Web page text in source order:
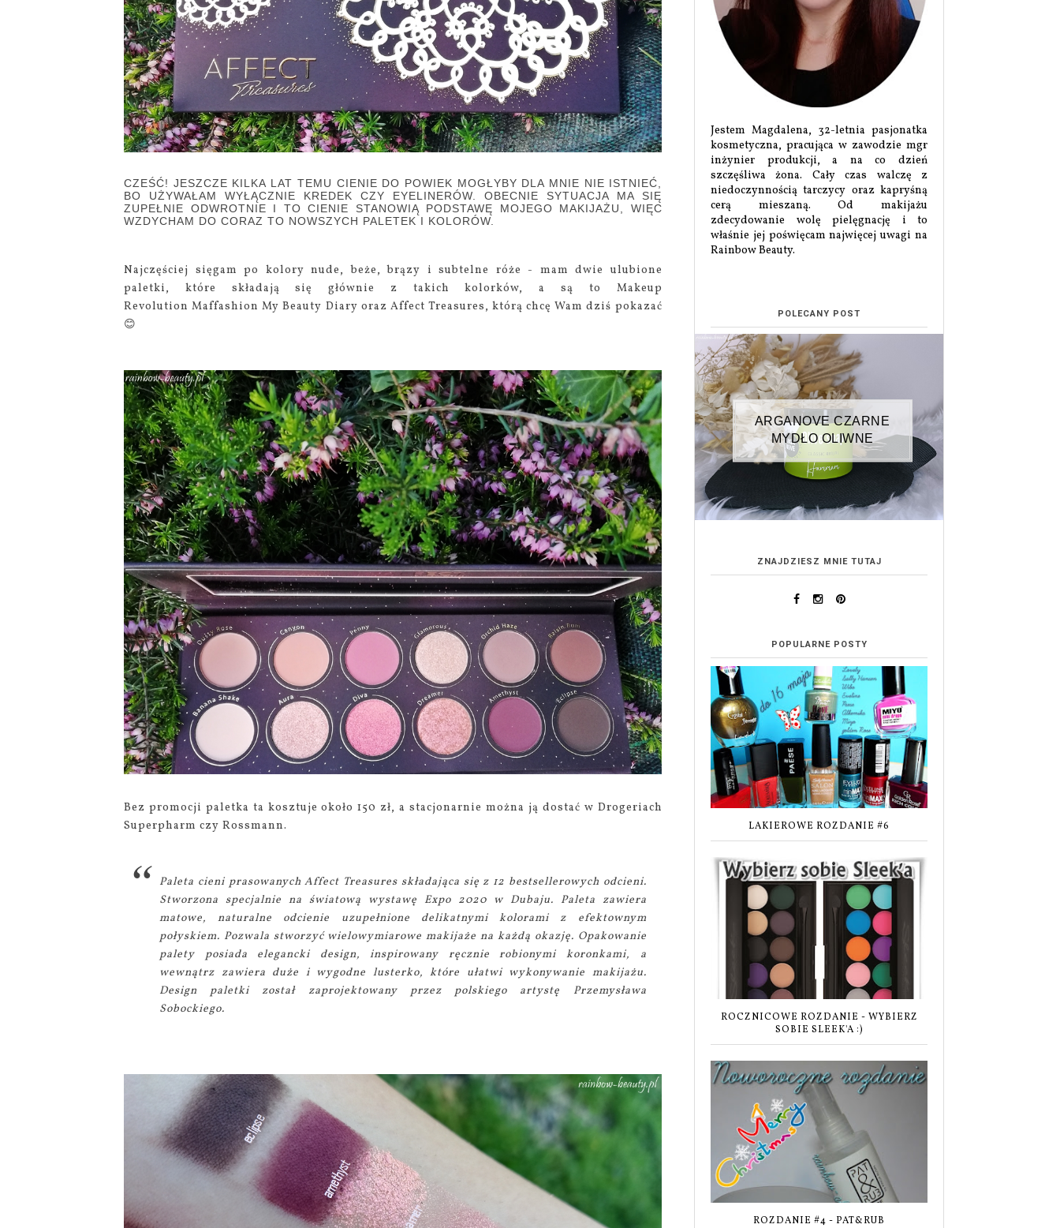
CZEŚĆ! JESZCZE KILKA LAT TEMU CIENIE DO POWIEK MOGŁYBY DLA MNIE NIE ISTNIEĆ,
BO UŻYWAŁAM WYŁĄCZNIE KREDEK CZY EYELINERÓW. OBECNIE SYTUACJA MA SIĘ
ZUPEŁNIE ODWROTNIE I TO CIENIE STANOWIĄ PODSTAWĘ MOJEGO MAKIJAŻU, WIĘC
WZDYCHAM DO CORAZ TO NOWSZYCH PALETEK I KOLORÓW.
Najczęściej sięgam po kolory nude, beże, brązy i subtelne róże - mam dwie ulubione
paletki, które składają się głównie z takich kolorków, a są to Makeup
Revolution Maffashion My Beauty Diary oraz Affect Treasures, którą chcę Wam dziś pokazać
😊
Bez promocji paletka ta kosztuje około 150 zł, a stacjonarnie można ją dostać w Drogeriach
Superpharm czy Rossmann.
Paleta cieni prasowanych Affect Treasures składająca się z 12 bestsellerowych odcieni.
Stworzona specjalnie na światową wystawę Expo 2020 w Dubaju. Paleta zawiera
matowe, naturalne odcienie uzupełnione delikatnymi kolorami z efektownym
połyskiem. Pozwala stworzyć wielowymiarowe makijaże na każdą okazję. Opakowanie
palety posiada elegancki design, inspirowany ręcznie robionymi koronkami, a
wewnątrz zawiera duże i wygodne lusterko, które ułatwi wykonywanie makijażu.
Design paletki został zaprojektowany przez polskiego artystę Przemysława
Sobockiego.
Jestem Magdalena, 32-letnia pasjonatka
kosmetyczna, pracująca w zawodzie mgr
inżynier produkcji, a na co dzień
szczęśliwa żona. Cały czas walczę z
niedoczynnością tarczycy oraz kapryśną
cerą mieszaną. Od makijażu
zdecydowanie wolę pielęgnację i to
właśnie jej poświęcam najwięcej uwagi na
Rainbow Beauty.
POLECANY POST
ARGANOVE CZARNE
MYDŁO OLIWNE
ZNAJDZIESZ MNIE TUTAJ
POPULARNE POSTY
LAKIEROWE ROZDANIE #6
ROCZNICOWE ROZDANIE - WYBIERZ
SOBIE SLEEK'A :)
ROZDANIE #4 - PAT&RUB